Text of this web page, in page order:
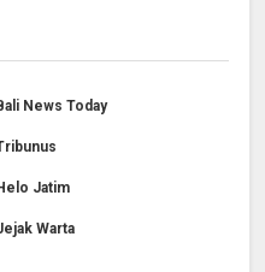
News Today
Jatim
Warta